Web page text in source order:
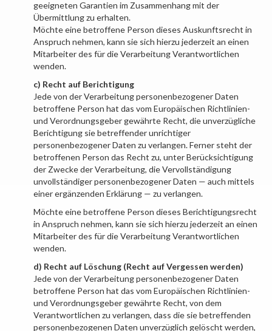
geeigneten Garantien im Zusammenhang mit der
Übermittlung zu erhalten.
Möchte eine betroffene Person dieses Auskunftsrecht in
Anspruch nehmen, kann sie sich hierzu jederzeit an einen
Mitarbeiter des für die Verarbeitung Verantwortlichen
wenden.
c) Recht auf Berichtigung
Jede von der Verarbeitung personenbezogener Daten
betroffene Person hat das vom Europäischen Richtlinien-
und Verordnungsgeber gewährte Recht, die unverzügliche
Berichtigung sie betreffender unrichtiger
personenbezogener Daten zu verlangen. Ferner steht der
betroffenen Person das Recht zu, unter Berücksichtigung
der Zwecke der Verarbeitung, die Vervollständigung
unvollständiger personenbezogener Daten — auch mittels
einer ergänzenden Erklärung — zu verlangen.
Möchte eine betroffene Person dieses Berichtigungsrecht
in Anspruch nehmen, kann sie sich hierzu jederzeit an einen
Mitarbeiter des für die Verarbeitung Verantwortlichen
wenden.
d) Recht auf Löschung (Recht auf Vergessen werden)
Jede von der Verarbeitung personenbezogener Daten
betroffene Person hat das vom Europäischen Richtlinien-
und Verordnungsgeber gewährte Recht, von dem
Verantwortlichen zu verlangen, dass die sie betreffenden
personenbezogenen Daten unverzüglich gelöscht werden,